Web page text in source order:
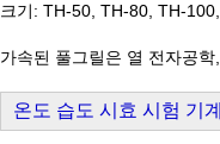
크기: TH-50, TH-80, TH-
가속된 풀그릴은 열 전자공
온도 습도 시효 시험 기